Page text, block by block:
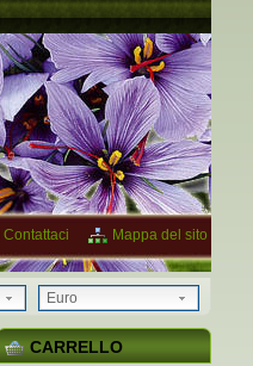
Contattaci Mappa del sito
Euro
CARRELLO